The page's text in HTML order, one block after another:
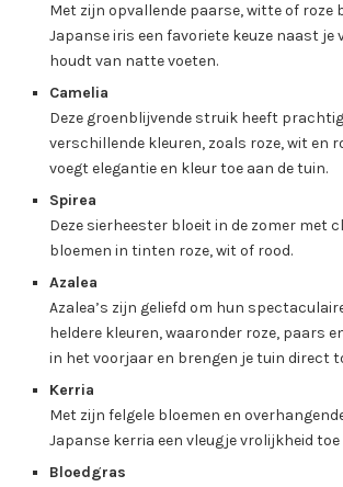
Met zijn opvallende paarse, witte of roze
Japanse iris een favoriete keuze naast je
houdt van natte voeten.
Camelia
Deze groenblijvende struik heeft
verschillende kleuren, zoals roze, wit en
voegt elegantie en kleur toe aan de tuin.
Spirea
Deze sierheester bloeit in de zomer met
bloemen in tinten roze, wit of rood.
Azalea
Azalea’s zijn geliefd om hun
heldere kleuren, waaronder roze, paars
in het voorjaar en brengen je tuin direct
Kerria
Met zijn felgele bloemen en
Japanse kerria een vleugje vrolijkheid toe
Bloedgras